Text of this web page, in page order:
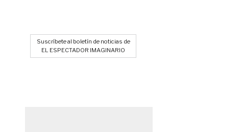
Suscríbete al boletín de noticias de
EL ESPECTADOR IMAGINARIO